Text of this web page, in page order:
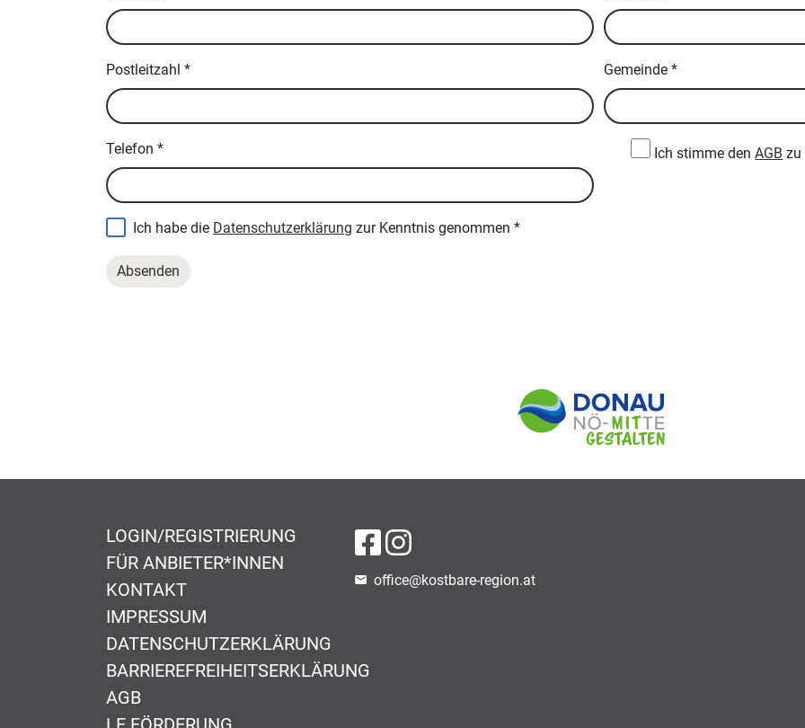
Postleitzahl * Gemeinde *
Telefon * Ich stimme denAGB zu
Ich habe die Datenschutzerklärung zur Kenntnis genommen *
Absenden
LOGIN/REGISTRIERUNG
FÜR ANBIETER*INNEN
KONTAKT
IMPRESSUM
DATENSCHUTZERKLÄRUNG
BARRIEREFREIHEITSERKLÄRUNG
AGB
na Facebook
na Instagram
office@kostbare-region.at